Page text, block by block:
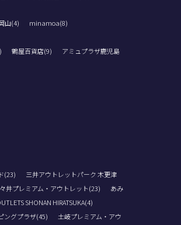
山(4) minamoa(8)
鶴屋百貨店(9) アミュプラザ鹿児島
(23)
三井アウトレットパーク 木更津
井プレミアム・アウトレット(23)
あみ
SHONAN HIRATSUKA(4)
ングプラザ(45)
土岐プレミアム・アウ